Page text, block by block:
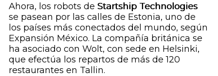
Ahora, los robots de Startship Technologies
se pasean por las calles de Estonia, uno de
los países más conectados del mundo, según
Expansión México. La compañía británica se
ha asociado con Wolt, con sede en Helsinki,
que efectúa los repartos de más de 120
restaurantes en Tallin.